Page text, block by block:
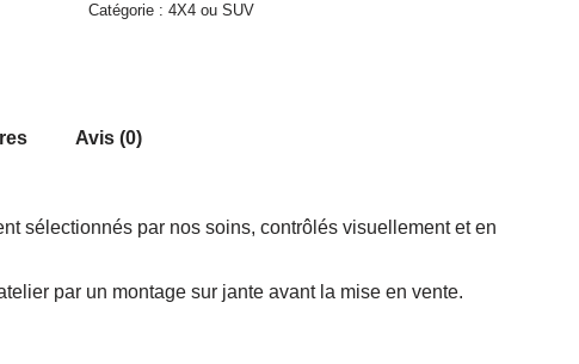
Catégorie : 4X4 ou SUV
Avis (0)
sélectionnés par nos soins, contrôlés visuellement et en
par un montage sur jante avant la mise en vente.